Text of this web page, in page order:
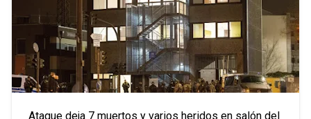
Ataque deja 7 muertos y varios heridos en salón del